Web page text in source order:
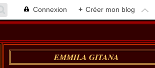
Connexion + Créer mon blog
EMMILA GITANA